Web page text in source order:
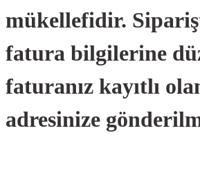
mükellefidir.
fatura bilgilerine
faturanız kayıtlı
adresinize